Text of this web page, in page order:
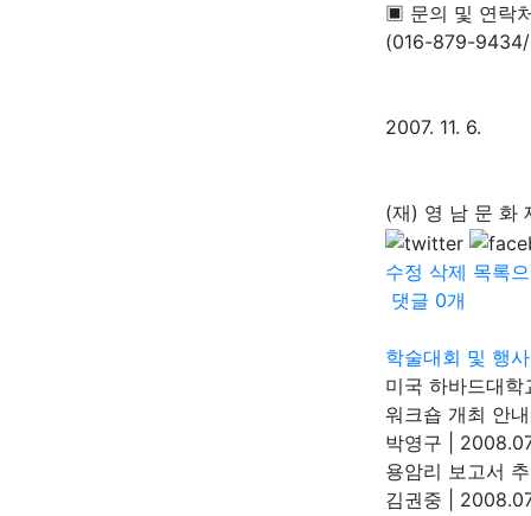
▣ 문의 및 연락
(016-879-
2007. 11. 6.
(재) 영 남 문 화
수정 삭제 목록
댓글 0개
학술대회 및 행사
미국 하바드대
워크숍 개최 안내
박영구
용암리 보고서
김권중